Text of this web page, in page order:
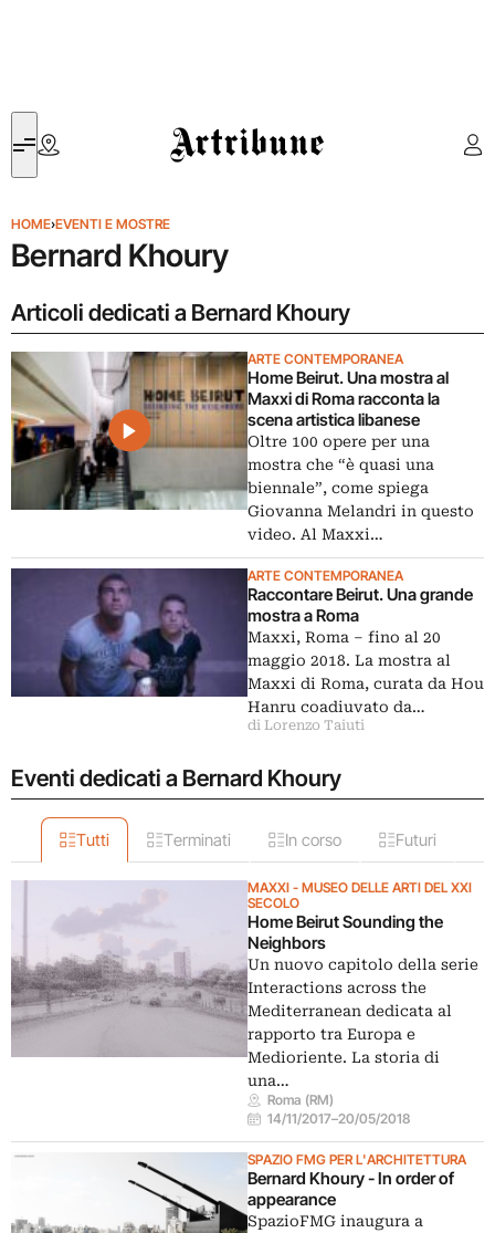
Artribune
HOME›EVENTI E MOSTRE
Bernard Khoury
Articoli dedicati a Bernard Khoury
ARTE CONTEMPORANEA
Home Beirut. Una mostra al
Maxxi di Roma racconta la
scena artistica libanese
Oltre 100 opere per una
mostra che “è quasi una
biennale”, come spiega
Giovanna Melandri in questo
video. Al Maxxi…
ARTE CONTEMPORANEA
Raccontare Beirut. Una grande
mostra a Roma
Maxxi, Roma – fino al 20
maggio 2018. La mostra al
Maxxi di Roma, curata da Hou
Hanru coadiuvato da…
di Lorenzo Taiuti
Eventi dedicati a Bernard Khoury
Tutti Terminati In corso Futuri
MAXXI - MUSEO DELLE ARTI DEL XXI
SECOLO
Home Beirut Sounding the
Neighbors
Un nuovo capitolo della serie
Interactions across the
Mediterranean dedicata al
rapporto tra Europa e
Medioriente. La storia di
una…
Roma (RM)
14/11/2017–20/05/2018
SPAZIO FMG PER L'ARCHITETTURA
Bernard Khoury - In order of
appearance
SpazioFMG inaugura a